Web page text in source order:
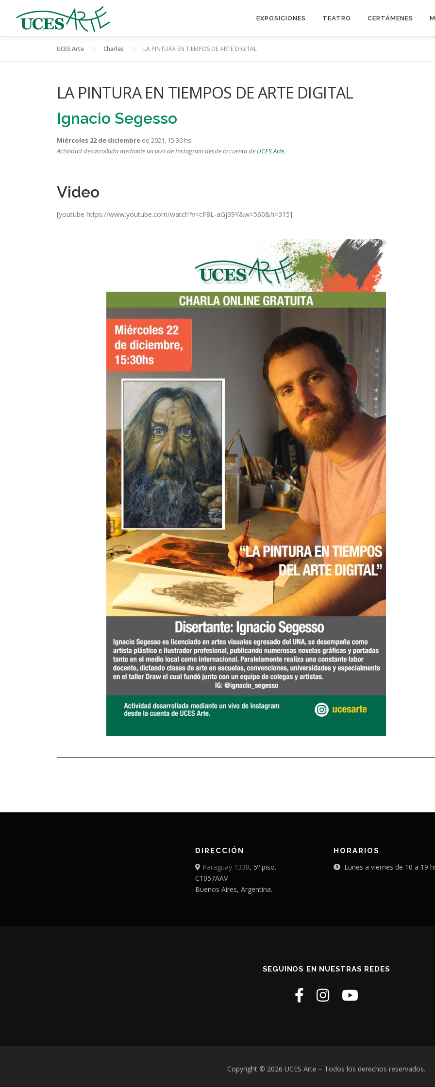
content
EXPOSICIONES TEATRO CERTÁMENES
UCES Arte Charlas LA PINTURA EN TIEMPOS DE ARTE DIGITAL
LA PINTURA EN TIEMPOS DE ARTE DIGITAL
Ignacio Segesso
Miércoles 22 de diciembre de 2021, 15:30 hs.
Actividad desarrolladamediante un vivo de Instagram desde la cuenta de UCES Arte.
Video
[youtube https://www.youtube.com/watch?v=cF8L-aGj39Y&w=560&h=315]
DIRECCIÓN
Paraguay 1338, 5º piso.
C1057AAV
Buenos Aires, Argentina.
HORARIOS
Lunes a viernes de 10 a 19
SEGUINOS EN NUESTRAS REDES
Copyright © 2026 UCES Arte – Todos los derechos reservados.